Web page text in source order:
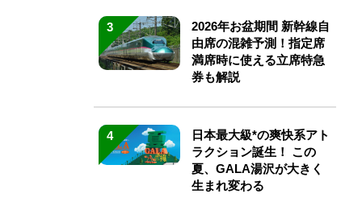
3
2026年お盆期間 新幹線自
由席の混雑予測！指定席
満席時に使える立席特急
券も解説
4
日本最大級*の爽快系アト
ラクション誕生！ この
夏、GALA湯沢が大きく
生まれ変わる